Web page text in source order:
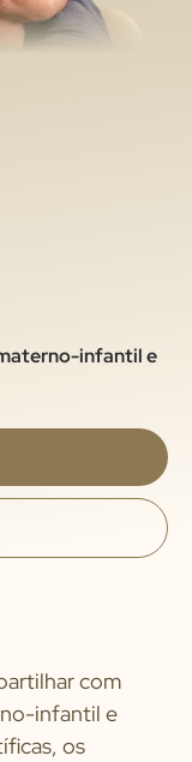
infantil e
com
infantil e
os